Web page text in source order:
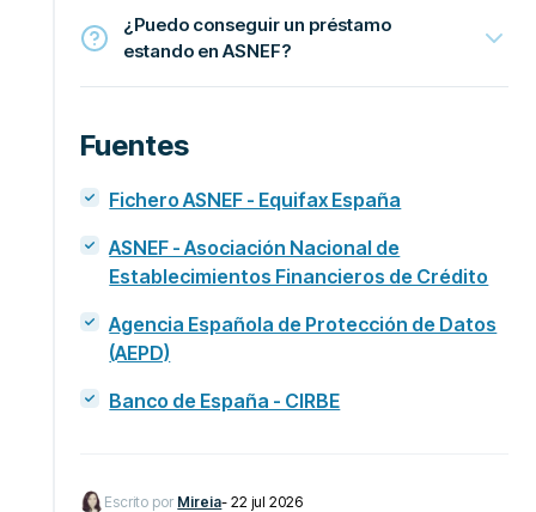
¿Puedo conseguir un préstamo
estando en ASNEF?
Fuentes
Fichero ASNEF - Equifax España
ASNEF - Asociación Nacional de
Establecimientos Financieros de Crédito
Agencia Española de Protección de Datos
(AEPD)
Banco de España - CIRBE
Escrito por Mireia-22 jul 2026